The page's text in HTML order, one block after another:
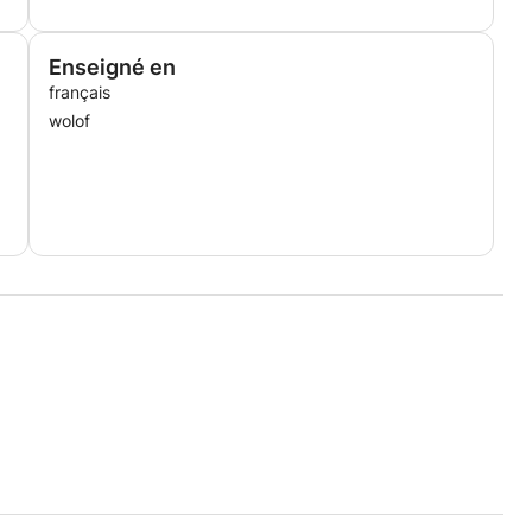
des acquis et des difficultés afin de construire un
et ses objectifs (examens, concours, remise à
rigueur, l'écoute et la bienveillance. Les progrès
Enseigné en
français
wolof